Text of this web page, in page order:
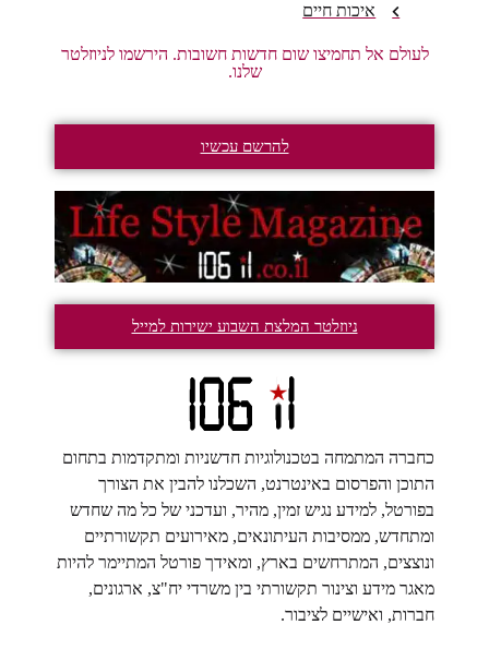
איכות חיים
לעולם אל תחמיצו שום חדשות חשובות. הירשמו לניוזלטר
שלנו.
להרשם עכשיו
ניוזלטר המלצת השבוע ישירות למייל
כחברה המתמחה בטכנולוגיות חדשניות ומתקדמות בתחום
התוכן והפרסום באינטרנט, השכלנו להבין את הצורך
בפורטל, למידע נגיש זמין, מהיר, ועדכני של כל מה שחדש
ומתחדש, ממסיבות העיתונאים, מאירועים תקשורתיים
ונוצצים, המתרחשים בארץ, ומאידך פורטל המתיימר להיות
מאגר מידע וצינור תקשורתי בין משרדי יח"צ, ארגונים,
חברות, ואישיים לציבור.